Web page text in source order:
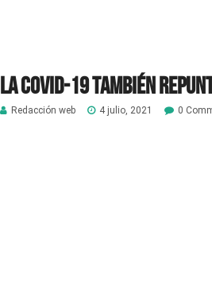
La COVID-19 también
Redacción web 4 julio, 2021 0